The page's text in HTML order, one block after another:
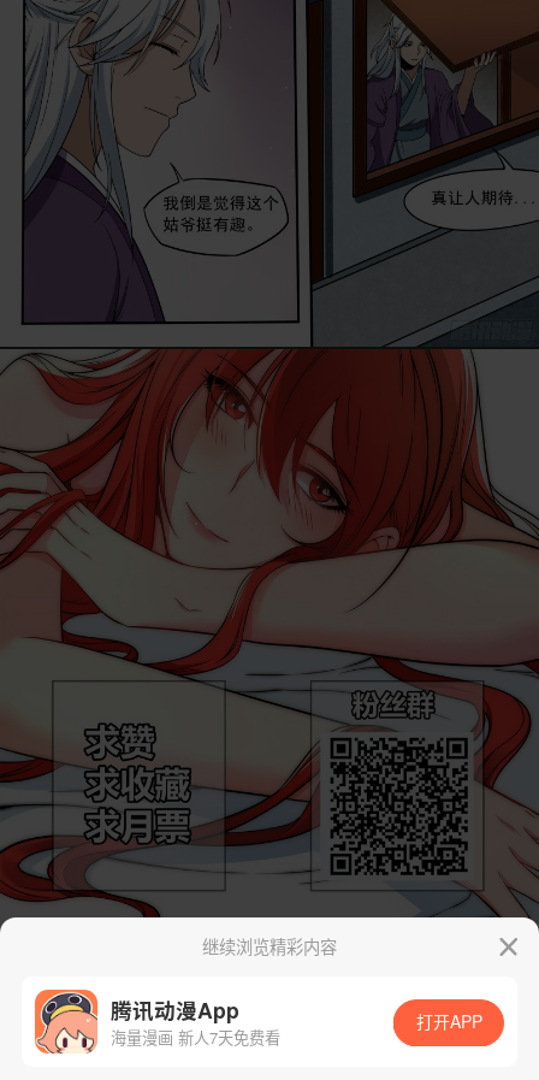
App免费看
继续浏览精彩内容
腾讯动漫App
海量漫画 新人7天免费看
打开APP